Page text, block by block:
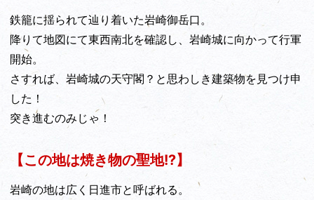
鉄籠に揺られて辿り着いた岩崎御岳口。
降りて地図にて東西南北を確認し、岩崎城に向かって行軍
開始。
さすれば、岩崎城の天守閣？と思わしき建築物を見つけ申
した！
突き進むのみじゃ！
【この地は焼き物の聖地!?】
岩崎の地は広く日進市と呼ばれる。